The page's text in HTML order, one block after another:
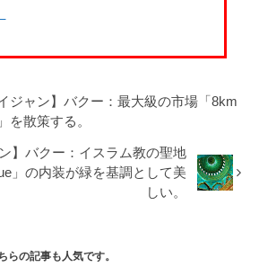
ジャン】バクー：最大級の市場「8km
を散策する。
】バクー：イスラム教の聖地
」の内装が緑を基調として美
しい。
らの記事も人気です。